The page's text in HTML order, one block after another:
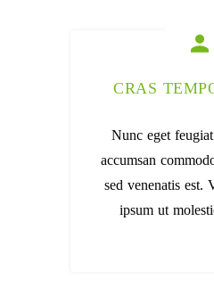
CRAS
Nunc eget
accumsan
sed venenatis est.
ipsum ut